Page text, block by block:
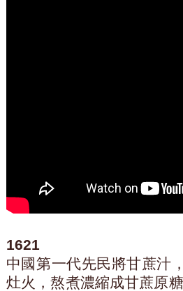
1621
中國第一代先民將甘蔗汁
灶火，熬煮濃縮成甘蔗原